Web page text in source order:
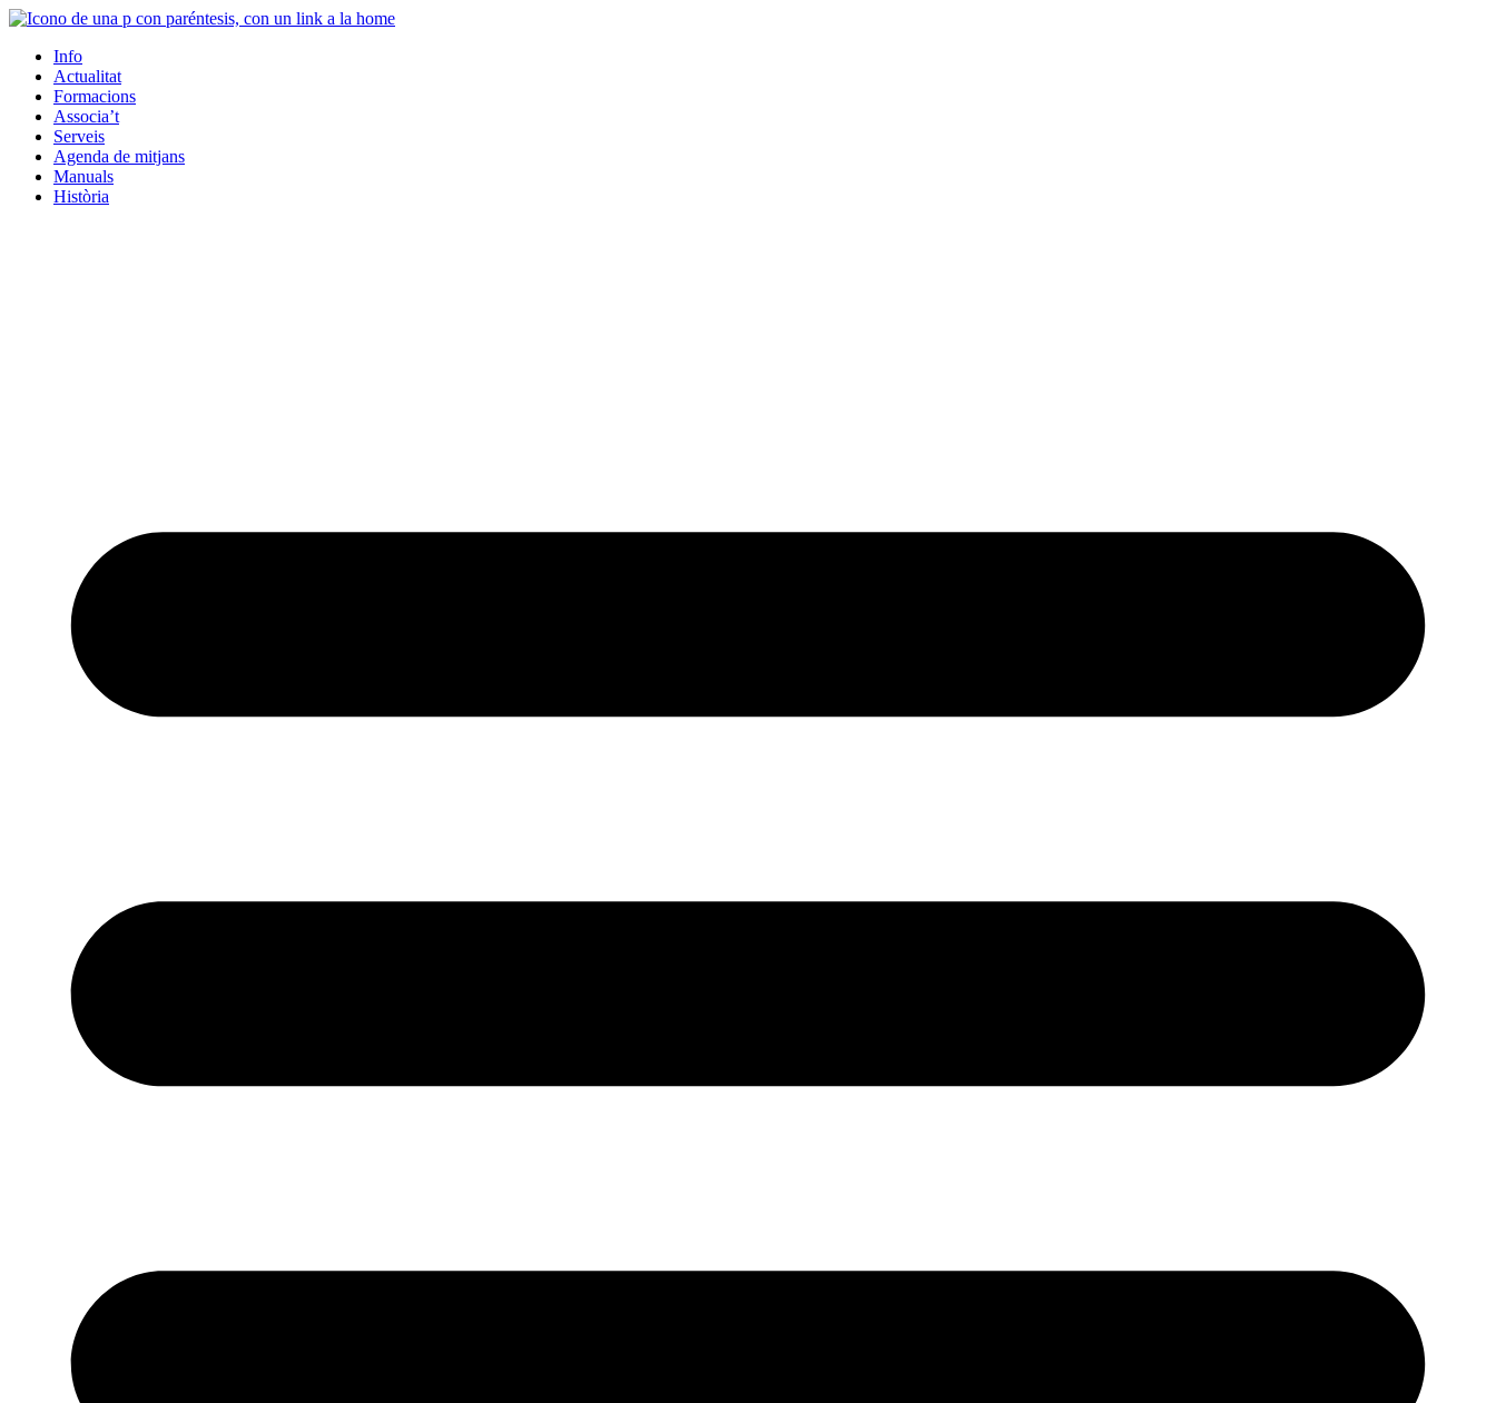
Info
Actualitat
Formacions
Associa’t
Serveis
Agenda de mitjans
Manuals
Història